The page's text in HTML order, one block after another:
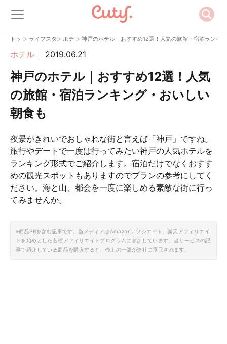
トップ
> ライフスタイル
> ホテル
> 神戸のホテル｜おすすめ12選！人気の旅館・宿泊ランキ
ホテル 2019.06.21
神戸のホテル｜おすすめ12選！人気
の旅館・宿泊ランキング・おいしい
朝食も
夜景がきれいでおしゃれな街と言えば「神戸」ですね。
旅行やデートで一度は行ってみたい神戸の人気ホテルを
ランキング形式でご紹介します。宿泊だけでなくおすす
めの観光スポットもありますのでプランの参考にしてく
ださい。海と山、都会を一度に楽しめる素敵な街に行っ
てみませんか。
※商品PRを含む記事です。当メディアはAmazonアソシエイト、楽天アフィリエイ
トを始めとした各種アフィリエイトプログラムに参加しています。当サービスの記
事で紹介している商品を購入すると、売上の一部が弊社に還元されます。